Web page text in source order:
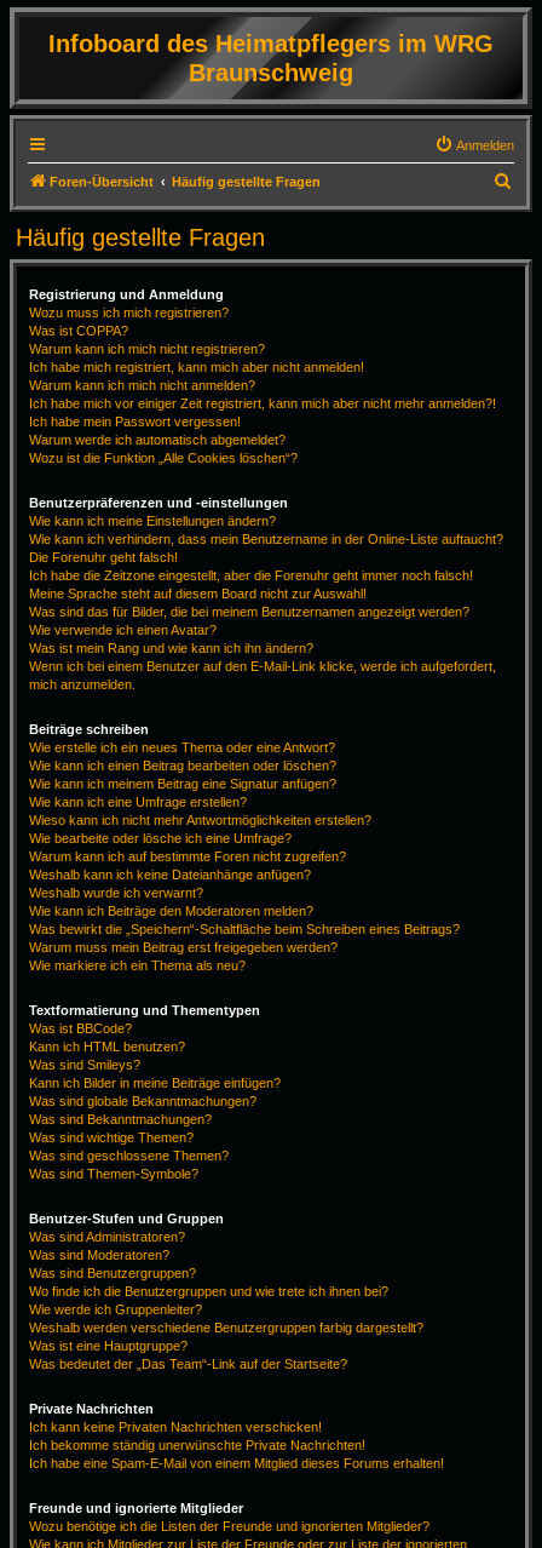
Infoboard des Heimatpflegers im WRG
Braunschweig
Anmelden
Foren-Übersicht Häufig gestellte Fragen
u
h
Häufig gestellte Fragen
Registrierung und Anmeldung
Wozu muss ich mich registrieren?
Was ist COPPA?
Warum kann ich mich nicht registrieren?
Ich habe mich registriert, kann mich aber nicht anmelden!
Warum kann ich mich nicht anmelden?
Ich habe mich vor einiger Zeit registriert, kann mich aber nicht mehr anmelden?!
Ich habe mein Passwort vergessen!
Warum werde ich automatisch abgemeldet?
Wozu ist die Funktion „Alle Cookies löschen“?
Benutzerpräferenzen und -einstellungen
Wie kann ich meine Einstellungen ändern?
Wie kann ich verhindern, dass mein Benutzername in der Online-Liste auftaucht?
Die Forenuhr geht falsch!
Ich habe die Zeitzone eingestellt, aber die Forenuhr geht immer noch falsch!
Meine Sprache steht auf diesem Board nicht zur Auswahl!
Was sind das für Bilder, die bei meinem Benutzernamen angezeigt werden?
Wie verwende ich einen Avatar?
Was ist mein Rang und wie kann ich ihn ändern?
Wenn ich bei einem Benutzer auf den E-Mail-Link klicke, werde ich aufgefordert,
mich anzumelden.
Beiträge schreiben
Wie erstelle ich ein neues Thema oder eine Antwort?
Wie kann ich einen Beitrag bearbeiten oder löschen?
Wie kann ich meinem Beitrag eine Signatur anfügen?
Wie kann ich eine Umfrage erstellen?
Wieso kann ich nicht mehr Antwortmöglichkeiten erstellen?
Wie bearbeite oder lösche ich eine Umfrage?
Warum kann ich auf bestimmte Foren nicht zugreifen?
Weshalb kann ich keine Dateianhänge anfügen?
Weshalb wurde ich verwarnt?
Wie kann ich Beiträge den Moderatoren melden?
Was bewirkt die „Speichern“-Schaltfläche beim Schreiben eines Beitrags?
Warum muss mein Beitrag erst freigegeben werden?
Wie markiere ich ein Thema als neu?
Textformatierung und Thementypen
Was ist BBCode?
Kann ich HTML benutzen?
Was sind Smileys?
Kann ich Bilder in meine Beiträge einfügen?
Was sind globale Bekanntmachungen?
Was sind Bekanntmachungen?
Was sind wichtige Themen?
Was sind geschlossene Themen?
Was sind Themen-Symbole?
Benutzer-Stufen und Gruppen
Was sind Administratoren?
Was sind Moderatoren?
Was sind Benutzergruppen?
Wo finde ich die Benutzergruppen und wie trete ich ihnen bei?
Wie werde ich Gruppenleiter?
Weshalb werden verschiedene Benutzergruppen farbig dargestellt?
Was ist eine Hauptgruppe?
Was bedeutet der „Das Team“-Link auf der Startseite?
Private Nachrichten
Ich kann keine Privaten Nachrichten verschicken!
Ich bekomme ständig unerwünschte Private Nachrichten!
Ich habe eine Spam-E-Mail von einem Mitglied dieses Forums erhalten!
Freunde und ignorierte Mitglieder
Wozu benötige ich die Listen der Freunde und ignorierten Mitglieder?
Wie kann ich Mitglieder zur Liste der Freunde oder zur Liste der ignorierten